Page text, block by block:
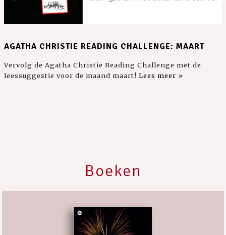
AGATHA CHRISTIE READING CHALLENGE: MAART
Vervolg de Agatha Christie Reading Challenge met de
leessuggestie voor de maand maart! Lees meer »
Boeken